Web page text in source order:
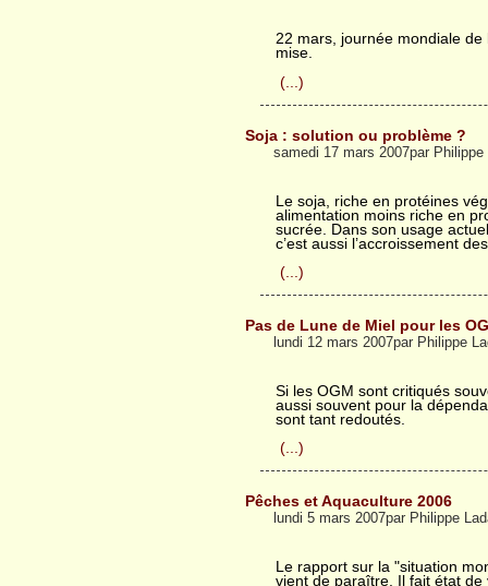
22 mars, journée mondiale de
mise.
(...)
Soja : solution ou problème ?
samedi 17 mars 2007par Philippe
Le soja, riche en protéines
alimentation moins riche en
sucrée. Dans son usage
c’est aussi l’accroissement
(...)
Pas de Lune de Miel pour les
lundi 12 mars 2007par Philippe
Si les OGM sont critiqués
aussi souvent pour la
sont tant redoutés.
(...)
Pêches et Aquaculture 2006
lundi 5 mars 2007par Philippe
Le rapport sur la "situation
vient de paraître. Il fait état